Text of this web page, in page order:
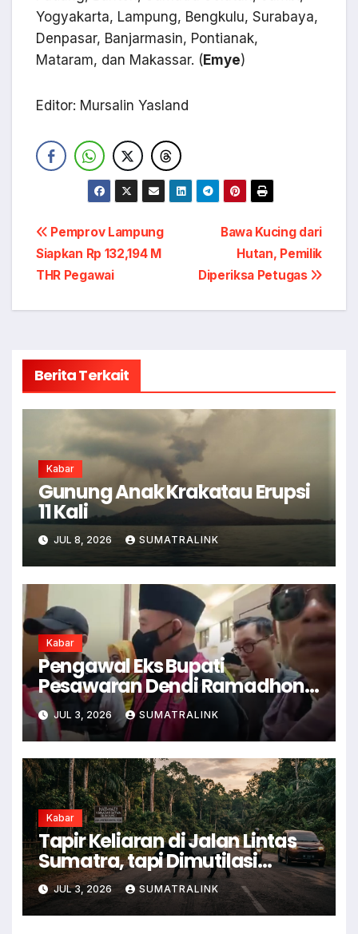
Yogyakarta, Lampung, Bengkulu, Surabaya,
Denpasar, Banjarmasin, Pontianak,
Mataram, dan Makassar. (Emye)
Editor: Mursalin Yasland
Navigasi
pos
Bawa Kucing dari
Hutan, Pemilik
Diperiksa Petugas
Pemprov Lampung
Siapkan Rp 132,194 M
THR Pegawai
Berita Terkait
Kabar
Gunung Anak Krakatau Erupsi
11 Kali
JUL 8, 2026 SUMATRALINK
Kabar
Pengawal Eks Bupati
Pesawaran Dendi Ramadhona
Pukul Kamera Wartawan
JUL 3, 2026 SUMATRALINK
Kabar
Tapir Keliaran di Jalan Lintas
Sumatra, tapi Dimutilasi
Warga
JUL 3, 2026 SUMATRALINK